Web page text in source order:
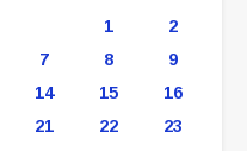
1
2
7 8
9
14 15
16
21 22
23